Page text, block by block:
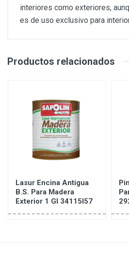
interiores como exteriores,
es de uso exclusivo para
Productos relacionados
Lasur Encina Antigua
B.S. Para Madera
Exterior 1 Gl 34115I57